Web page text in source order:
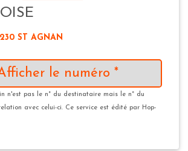
ST AGNAN
le numéro *
n'est pas le n° du destinataire mais le n° du
avec celui-ci. Ce service est édité par Hop-